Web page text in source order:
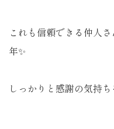
これも信頼できる仲人
年✨
しっかりと感謝の気持